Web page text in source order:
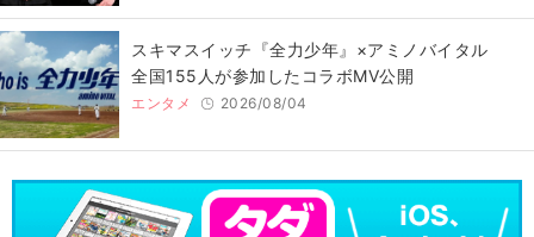
スキマスイッチ『全力少年』×アミノバイタル
全国155人が参加したコラボMV公開
エンタメ 2026/08/04